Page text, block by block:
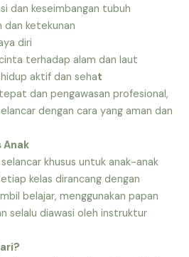
dan keseimbangan tubuh
dan ketekunan
diri
terhadap alam dan laut
aktif dan sehat
dan pengawasan profesional,
dengan cara yang aman dan
Anak
khusus untuk anak-anak
kelas dirancang dengan
belajar, menggunakan papan
selalu diawasi oleh instruktur